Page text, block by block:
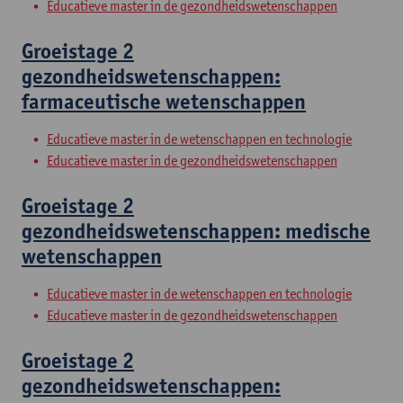
Educatieve master in de gezondheidswetenschappen
Groeistage 2
gezondheidswetenschappen:
farmaceutische wetenschappen
Educatieve master in de wetenschappen en technologie
Educatieve master in de gezondheidswetenschappen
Groeistage 2
gezondheidswetenschappen: medische
wetenschappen
Educatieve master in de wetenschappen en technologie
Educatieve master in de gezondheidswetenschappen
Groeistage 2
gezondheidswetenschappen: